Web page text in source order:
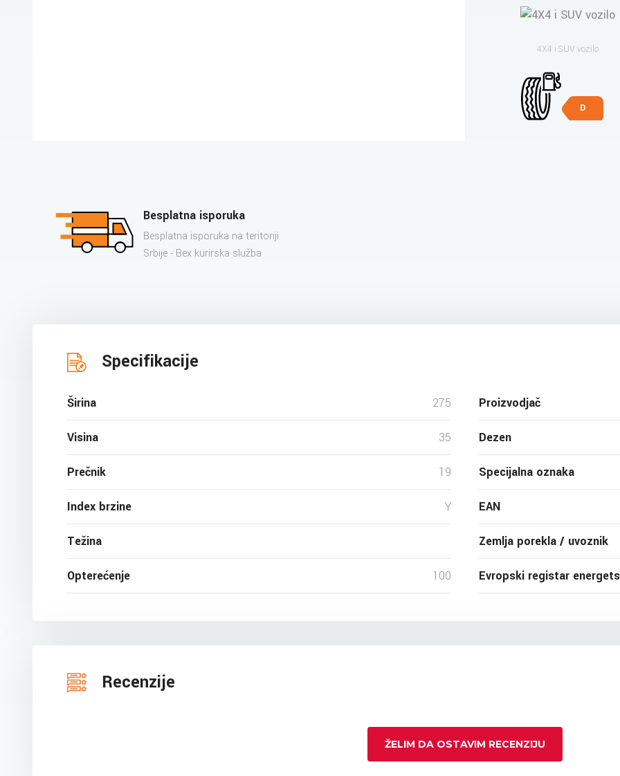
4X4 i SUV vozilo
D
Besplatna isporuka
Besplatna isporuka na teritoriji
Srbije - Bex kurirska služba
Specifikacije
Širina 275
Visina 35
Prečnik 19
Index brzine Y
Težina
Opterećenje 100
Proizvodjač
Dezen
Specijalna oznaka
EAN
Zemlja porekla / uvoznik
Evropski registar
Recenzije
ŽELIM DA OSTAVIM RECENZIJU